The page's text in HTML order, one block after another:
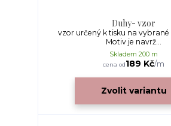
Duhy- vzor
vzor určený k tisku na vybrané
Motiv je navrž...
cena od189 Kč/m
Skladem 200 m
Zvolit variantu